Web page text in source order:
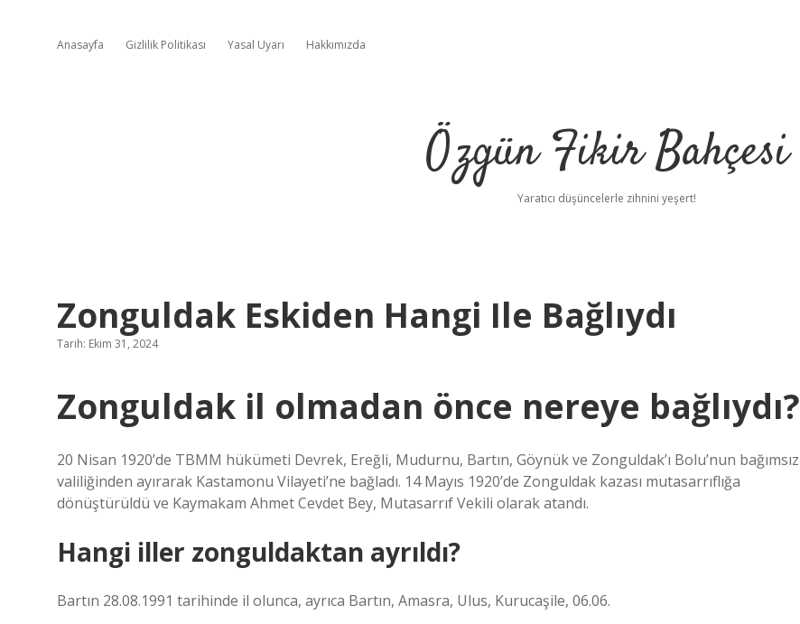
Anasayfa Gizlilik Politikası Yasal Uyarı Hakkımızda
Özgün Fikir Bahçesi
Yaratıcı düşüncelerle zihnini yeşert!
Zonguldak Eskiden Hangi Ile Bağlıydı
Tarih: Ekim 31, 2024
Zonguldak il olmadan önce nereye bağlıydı?
20 Nisan 1920’de TBMM hükümeti Devrek, Ereğli, Mudurnu, Bartın, Göynük ve Zonguldak’ı Bolu’nun bağımsız
valiliğinden ayırarak Kastamonu Vilayeti’ne bağladı. 14 Mayıs 1920’de Zonguldak kazası mutasarrıflığa
dönüştürüldü ve Kaymakam Ahmet Cevdet Bey, Mutasarrıf Vekili olarak atandı.
Hangi iller zonguldaktan ayrıldı?
Bartın 28.08.1991 tarihinde il olunca, ayrıca Bartın, Amasra, Ulus, Kurucaşile, 06.06.